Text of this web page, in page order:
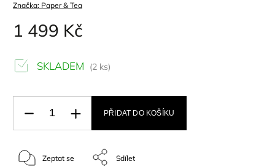
Značka: Paper & Tea
1 499 Kč
SKLADEM (2 ks)
PŘIDAT DO KOŠÍKU
Zeptat se Sdílet